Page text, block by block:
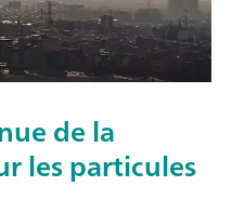
de la
les particules